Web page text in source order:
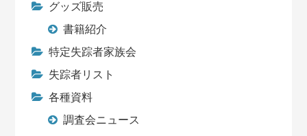
グッズ販売
書籍紹介
特定失踪者家族会
失踪者リスト
各種資料
調査会ニュース